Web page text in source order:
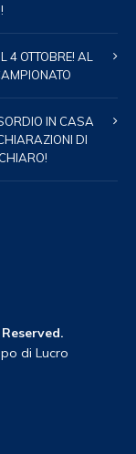
OTTOBRE! AL
IN CASA
DI
di Lucro